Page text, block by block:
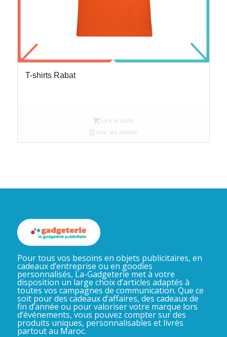
T-shirts Rabat
Lire la suite
Voir les détails
Pour tous vos besoins en objets publicitaires, en
cadeaux d’entreprise ou en goodies
personnalisés, La-Gadgeterie met à votre
disposition un large choix d’articles adaptés à
toutes vos campagnes de communication. Que ce
soit pour des cadeaux d’affaires, des cadeaux de
fin d’année ou pour valoriser votre marque lors
d’événements, vous pouvez compter sur des
produits uniques, personnalisables et livrés
partout au Maroc.